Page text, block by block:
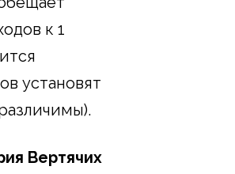
к 1
установят
Вертячих